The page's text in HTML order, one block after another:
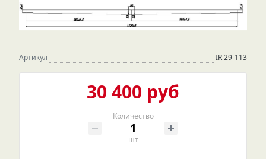
Артикул IR 29-113
30 400 руб
Количество
шт